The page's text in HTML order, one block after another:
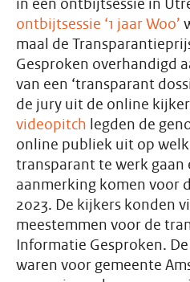
in een ontbijtsessie in
ontbijtsessie ‘1 jaar Woo’
maal de
Gesproken overhandigd
van een ‘transparant
de jury uit de online
videopitch legden de
online publiek uit op
transparant te werk gaan
aanmerking komen voor
2023. De kijkers konden
meestemmen voor de
Informatie Gesproken.
waren voor gemeente